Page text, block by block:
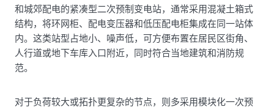
和城郊配电的紧凑型二次预制变电站，通常采用混凝土箱式
结构，将环网柜、配电变压器和低压配电柜集成在同一站体
内。这类站型占地小、噪声低，可方便布置在居民区街角、
人行道或地下车库入口附近，同时符合当地建筑和消防规
范。
对于负荷较大或拓扑更复杂的节点，则多采用模块化一次预